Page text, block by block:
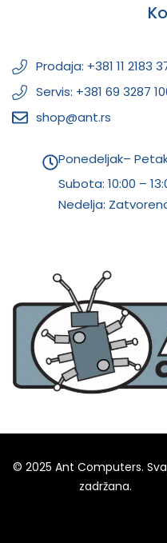
Prodaja: +381 11 2183
Servis: +381 69 3287
shop@ant.rs
Ponedeljak–
Subota: 10:00 –
Nedelja:
© 2025 Ant Computers.
zadržana.